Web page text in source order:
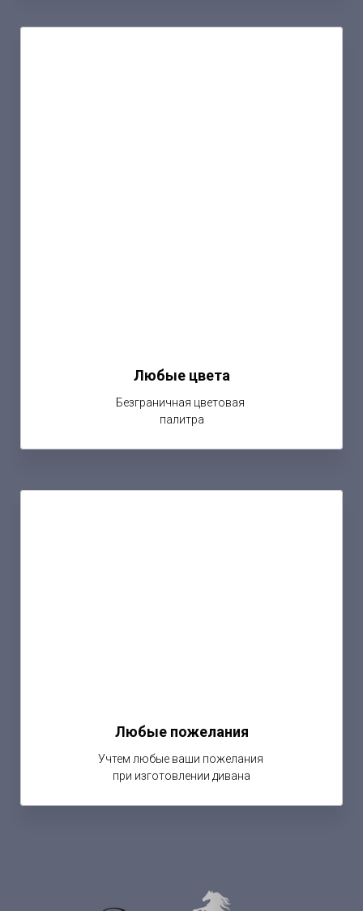
Любые цвета
Безграничная цветовая
палитра
Любые пожелания
Учтем любые ваши пожелания
при изготовлении дивана